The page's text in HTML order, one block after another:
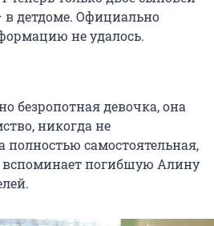
детдоме. Официально
не удалось.
безропотная девочка, она
никогда не
самостоятельная,
погибшую Алину